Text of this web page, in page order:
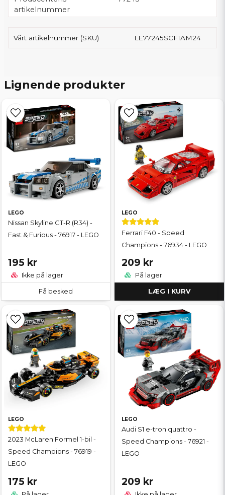
artikelnummer
Vårt artikelnummer (SKU) LE77245SCF1AM24
Lignende produkter
LEGO
Nissan Skyline GT-R (R34) -
Fast & Furious - 76917 - LEGO
195 kr
Ikke på lager
Få besked
LEGO
Ferrari F40 - Speed
Champions - 76934 - LEGO
209 kr
På lager
LÆG I KURV
LEGO
2023 McLaren Formel 1-bil -
Speed Champions - 76919 -
LEGO
175 kr
LEGO
Audi S1 e-tron quattro -
Speed Champions - 76921 -
LEGO
209 kr